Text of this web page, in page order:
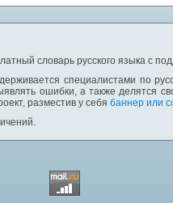
словарь русского языка с
специалистами по
ошибки, а также делятся
разместив у себя баннер или